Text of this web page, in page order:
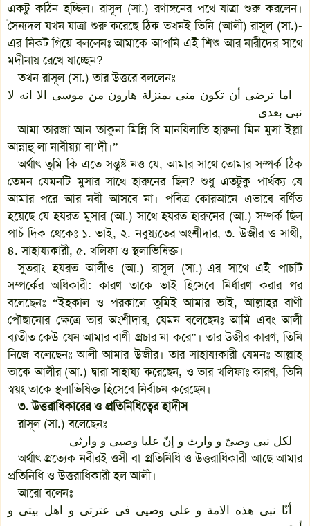
একটু কঠিন হচ্ছিল। রাসূল (সা.) রণাঙ্গনের পথে যাত্রা শুরু করলেন।
সৈন্যদল যখন যাত্রা শুরু করেছে ঠিক তখনই তিনি (আলী) রাসূল (সা.)-
এর নিকট গিয়ে বললেনঃ আমাকে আপনি এই শিশু আর নারীদের সাথে
মদীনায় রেখে যাচ্ছেন?
তখন রাসূল (সা.) তার উত্তরে বললেনঃ
اما ترضی أن تکون منی بمنزلة هارون من موسی الا انه لا
نبی بعدی
আমা তারজা আন তাকুনা মিন্নি বি মানযিলাতি হারুনা মিন মুসা ইল্লা
আন্নাহু লা নাবীয়্যা বা’দী।”
অর্থাৎ তুমি কি এতে সন্তুষ্ট নও যে, আমার সাথে তোমার সম্পর্ক ঠিক
তেমন যেমনটি মুসার সাথে হারুনের ছিল? শুধু এতটুকু পার্থক্য যে
আমার পরে আর নবী আসবে না। পবিত্র কোরআনে এভাবে বর্ণিত
হয়েছে যে হযরত মুসার (আ.) সাথে হযরত হারুনের (আ.) সম্পর্ক ছিল
পাচঁ দিক থেকেঃ ১. ভাই, ২. নবুয়্যতের অংশীদার, ৩. উজীর ও সাথী,
৪. সাহায্যকারী, ৫. খলিফা ও স্থলাভিষিক্ত।
সুতরাং হযরত আলীও (আ.) রাসূল (সা.)-এর সাথে এই পাচটি
সম্পর্কের অধিকারী: কারণ তাকে ভাই হিসেবে নির্ধারণ করার পর
বলেছেনঃ “ইহকাল ও পরকালে তুমিই আমার ভাই, আল্লাহর বাণী
পৌছানোর ক্ষেত্রে তার অংশীদার, যেমন বলেছেনঃ আমি এবং আলী
ব্যতীত কেউ যেন আমার বাণী প্রচার না করে”। তার উজীর কারণ, তিনি
নিজে বলেছেনঃ আলী আমার উজীর। তার সাহায্যকারী যেমনঃ আল্লাহ
তাকে আলীর (আ.) দ্বারা সাহায্য করেছেন, ও তার খলিফাঃ কারণ, তিনি
স্বয়ং তাকে স্থলাভিষিক্ত হিসেবে নির্বাচন করেছেন।
৩. উত্তরাধিকারের ও প্রতিনিধিত্বের হাদীস
রাসূল (সা.) বলেছেনঃ
لکل نبی وصیّ و وارث و إنّ علیا وصیی و وارثی
অর্থাৎ প্রত্যেক নবীরই ওসী বা প্রতিনিধি ও উত্তরাধিকারী আছে আমার
প্রতিনিধি ও উত্তরাধিকারী হল আলী।
আরো বলেনঃ
أنّا نبی هذه الامة و علی وصیی فی عترتی و اهل بیتی و